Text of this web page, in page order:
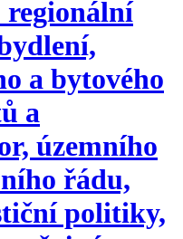
regionální
a bytového
a
územního
řádu,
politiky,